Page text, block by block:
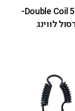
Double Coil 5.5 mm-
לווינג